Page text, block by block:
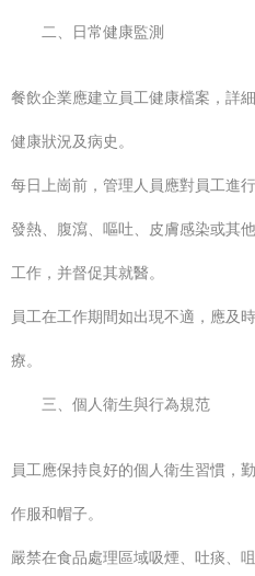
二、日常健康監測
餐飲企業應建立員工健康檔案，詳
健康狀況及病史。
每日上崗前，管理人員應對員工進
發熱、腹瀉、嘔吐、皮膚感染或其
工作，并督促其就醫。
員工在工作期間如出現不適，應及
療。
三、個人衛生與行為規范
員工應保持良好的個人衛生習慣，
作服和帽子。
嚴禁在食品處理區域吸煙、吐痰、